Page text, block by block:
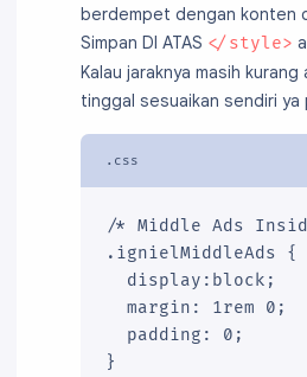
  //]]> </script>
</b:if>
berdempet dengan konten
Simpan DI ATAS </style>
Kalau jaraknya masih
tinggal sesuaikan sendiri ya
/* Middle Ads
.ignielMiddleAds {
  display:block;
  margin: 1rem 0;
  padding: 0;
}